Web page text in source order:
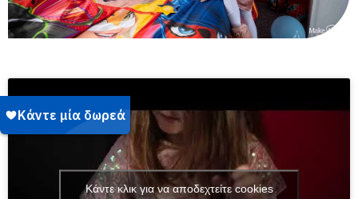
Κάντε κλικ για να αποδεχτείτε cookies